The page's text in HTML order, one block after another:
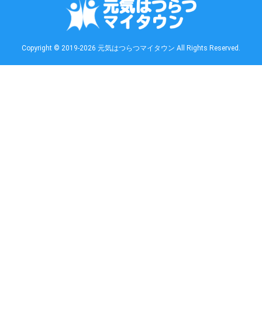
Copyright © 2019-2026 元気はつらつマイタウン All Rights Reserved.